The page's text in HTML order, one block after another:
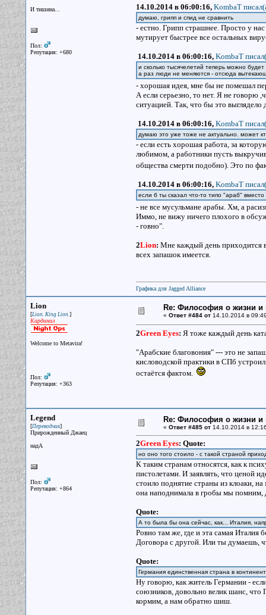
И тишина...
Пол:
Репутация: +680
14.10.2014 в 06:00:16, KombaT
думаю, грипп и спид не сравнить
- естно. Грипп страшнее. Просто у
мутирует быстрее все остальных
14.10.2014 в 06:00:16, KombaT
и сколько тысячелетий теперь можно
а раз люди не меняются - отсюда
- хорошая идея, мне бы не помешал
А если серьезно, то нет. Я не говорю
ситуацией. Так, что бы это
14.10.2014 в 06:00:16, KombaT
думаю это уже тоже не актуально. может
- если есть хорошая работа, за
любимом, а работники пусть
общества смерти подобно). Это по
14.10.2014 в 06:00:16, KombaT
если б ты сказал что-то типо "араб"
- не все мусульмане арабы. Хм, а
Иммо, не вижу ничего плохого в
- говно".
2Lion: Мне каждый день приходится
всех запашок имеется.
Графика для Jagged Alliance
Lion
[Lion. King Lion.]
Кардинал
Welcome to Metavira!
Пол:
Репутация: +363
Re: Философия о жизни и
« Ответ #484 от14.10.2014 в
2Green Eyes: Я тоже каждый день
"Арабские благовония" --- это не
кисловодской практики в СПб
остаётся фактом.
Legend
[Переводчик]
Прирожденный Джаец
надА
Пол:
Репутация: +864
Re: Философия о жизни и
« Ответ #485 от14.10.2014 в
2Green Eyes: Quote:
но оно того стоило - с такой страной
К таким странам относятся, как к
пистолетами. И заявлять, что ценой
стоило поднятие страны из клоаки,
она наподнимала в гробы мы
Quote:
А то была бы она сейчас, как... Италия,
Ровно там же, где и эта самая Италия
Договора с другой. Или ты думаешь,
Quote:
Германия единственная страна в
Ну говорю, как житель Германии -
союзников, довольно велик шанс,
кормим, а нам обратно шиш.